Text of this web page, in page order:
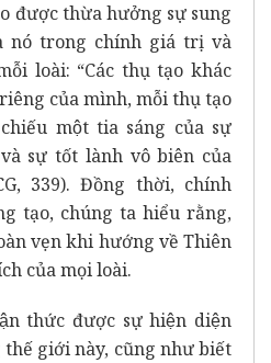
được thừa hưởng sự sung
nó trong chính giá trị và
loài: “Các thụ tạo khác
của mình, mỗi thụ tạo
một tia sáng của sự
sự tốt lành vô biên của
339). Đồng thời, chính
tạo, chúng ta hiểu rằng,
vẹn khi hướng về Thiên
của mọi loài.
thức được sự hiện diện
thế giới này, cũng như biết